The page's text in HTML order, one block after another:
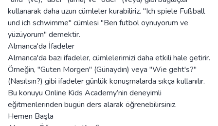
kullanarak daha uzun cümleler kurabiliriz. "Ich spiele Fußball
und ich schwimme" cümlesi "Ben futbol oynuyorum ve
yüzüyorum" demektir.
Almanca'da İfadeler
Almanca'da bazı ifadeler, cümlelerimizi daha etkili hale getirir.
Örneğin, "Guten Morgen" (Günaydın) veya "Wie geht's?"
(Nasılsın?) gibi ifadeler günlük konuşmalarda sıkça kullanılır.
Bu konuyu Online Kids Academy’nin deneyimli
eğitmenlerinden bugün ders alarak öğrenebilirsiniz.
Hemen Başla